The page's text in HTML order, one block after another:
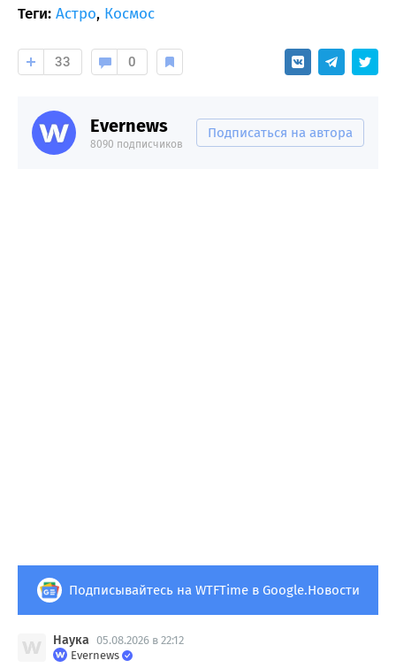
Теги: Астро, Космос
33 0
Evernews
8090 подписчиков
Подписаться на автора
Подписывайтесь на WTFTime в Google.Новости
Наука 05.08.2026 в 22:12
Evernews